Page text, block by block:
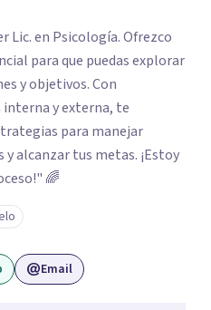
Lic. en Psicología. Ofrezco
para que puedas explorar
y objetivos. Con
y externa, te
para manejar
alcanzar tus metas. ¡Estoy
🌈
Email